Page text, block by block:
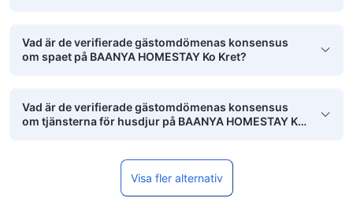
Vad är de verifierade gästomdömenas konsensus
om spaet på BAANYA HOMESTAY Ko Kret?
Vad är de verifierade gästomdömenas konsensus
om tjänsterna för husdjur på BAANYA HOMESTAY Ko
Visa fler alternativ